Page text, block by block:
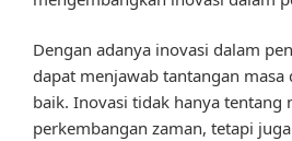
Dengan adanya inovasi dalam
dapat menjawab tantangan masa
baik. Inovasi tidak hanya tentang
perkembangan zaman, tetapi